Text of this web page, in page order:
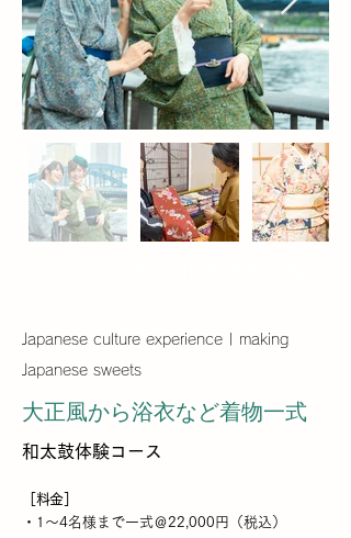
Japanese culture experience | making
Japanese sweets
大正風から浴衣など着物一式
和太鼓体験コース
［料金］
・1～4名様まで一式＠22,000円（税込）